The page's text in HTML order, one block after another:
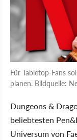
Für Tabletop-Fans
planen. Bildquelle:
Dungeons &
beliebtesten
Universum von